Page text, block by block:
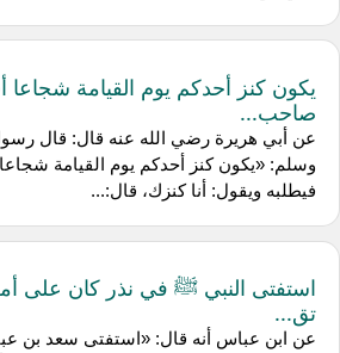
يكون كنز أحدكم يوم القيامة شجاعا
صاحب...
عن ‌أبي هريرة رضي الله عنه قال: قال
وسلم: «يكون كنز أحدكم يوم القيامة
فيطلبه ويقول: أنا كنزك، قال:...
استفتى النبي ﷺ في نذر كان على
تق...
عن ‌ابن عباس أنه قال: «استفتى سعد بن